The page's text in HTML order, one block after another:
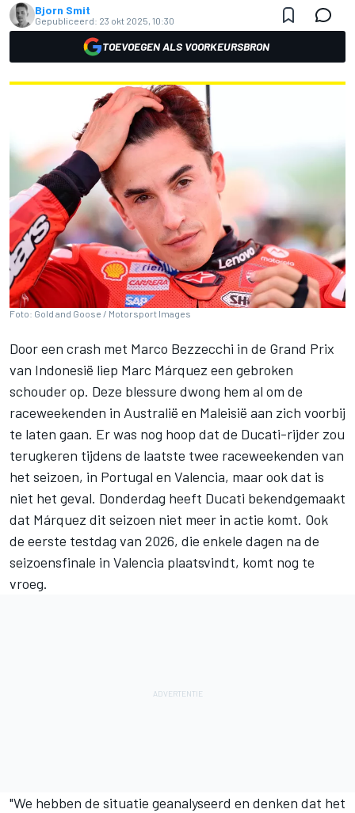
Bjorn Smit
Gepubliceerd: 23 okt 2025, 10:30
TOEVOEGEN ALS VOORKEURSBRON
Foto: Gold and Goose / Motorsport Images
Door een crash met Marco Bezzecchi in de Grand Prix
van Indonesië liep Marc Márquez een gebroken
schouder op. Deze blessure dwong hem al om de
raceweekenden in Australië en Maleisië aan zich voorbij
te laten gaan. Er was nog hoop dat de Ducati-rijder zou
terugkeren tijdens de laatste twee raceweekenden van
het seizoen, in Portugal en Valencia, maar ook dat is
niet het geval. Donderdag heeft Ducati bekendgemaakt
dat Márquez dit seizoen niet meer in actie komt. Ook
de eerste testdag van 2026, die enkele dagen na de
seizoensfinale in Valencia plaatsvindt, komt nog te
vroeg.
"We hebben de situatie geanalyseerd en denken dat het